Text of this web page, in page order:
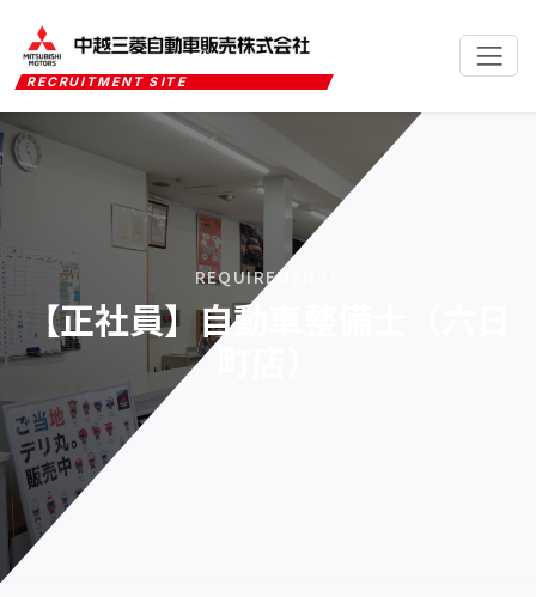
RECRUITMENT SITE
REQUIREMENTS
【正社員】自動車整備士（六日
町店）